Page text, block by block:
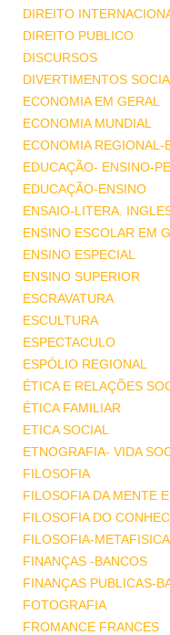
DIREITO
DIREITO PUBLICO
DISCURSOS
DIVERTIMENTOS
ECONOMIA EM GERAL
ECONOMIA MUNDIAL
ECONOMIA
EDUCAÇÃO- ENSINO-
EDUCAÇÃO-ENSINO
ENSAIO-LITERA.
ENSINO ESCOLAR EM
ENSINO ESPECIAL
ENSINO SUPERIOR
ESCRAVATURA
ESCULTURA
ESPECTACULO
ESPÓLIO REGIONAL
ÉTICA E RELAÇÕES
ÉTICA FAMILIAR
ETICA SOCIAL
ETNOGRAFIA- VIDA
FILOSOFIA
FILOSOFIA DA MENTE
FILOSOFIA DO
FILOSOFIA-METAFISICA
FINANÇAS -BANCOS
FINANÇAS PUBLICAS-
FOTOGRAFIA
FROMANCE FRANCES